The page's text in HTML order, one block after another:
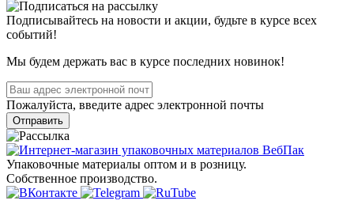
Подписывайтесь на новости и акции, будьте в курсе всех
событий!
Мы будем держать вас в курсе последних новинок!
Пожалуйста, введите адрес электронной почты
Отправить
Упаковочные материалы оптом и в розницу.
Собственное производство.